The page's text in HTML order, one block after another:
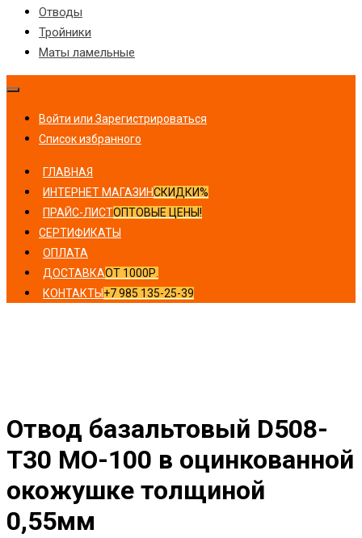
Отводы
Тройники
Маты ламельные
Войти или Зарегистрироваться
Список избранного
ГЛАВНАЯ
ИНТЕРНЕТ МАГАЗИНСКИДКИ%
ПРАЙС-ЛИСТОПТОВЫЕ ЦЕНЫ!
СЕРТИФИКАТЫ
ОПЛАТА
ДОСТАВКАОТ 1000Р.
КОНТАКТЫ +7 985 135-25-39
Отвод базальтовый D508-
T30 MO-100 в оцинкованной
окожушке толщиной
0,55мм